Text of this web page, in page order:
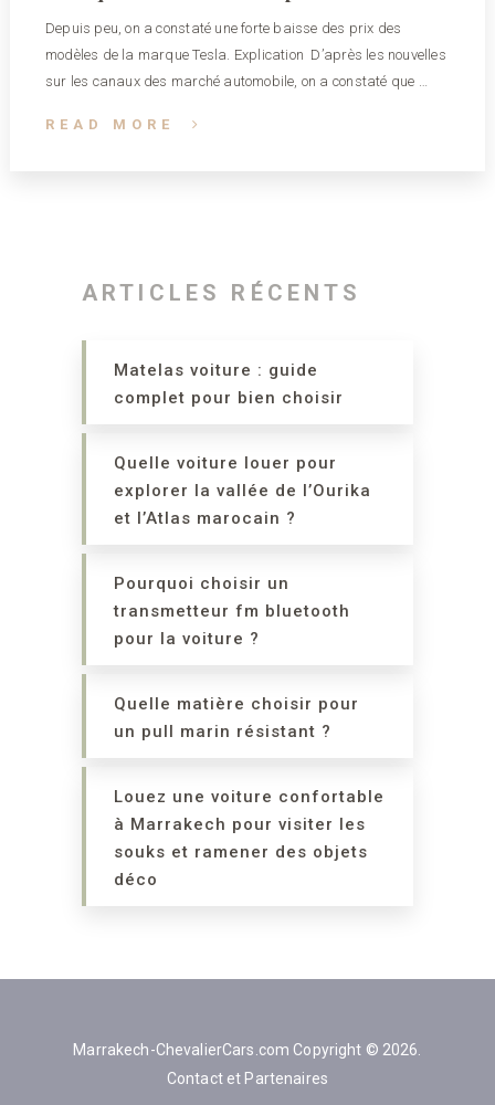
Depuis peu, on a constaté une forte baisse des prix des
modèles de la marque Tesla. Explication D’après les nouvelles
sur les canaux des marché automobile, on a constaté que …
READ MORE
ARTICLES RÉCENTS
Matelas voiture : guide
complet pour bien choisir
Quelle voiture louer pour
explorer la vallée de l’Ourika
et l’Atlas marocain ?
Pourquoi choisir un
transmetteur fm bluetooth
pour la voiture ?
Quelle matière choisir pour
un pull marin résistant ?
Louez une voiture confortable
à Marrakech pour visiter les
souks et ramener des objets
déco
Marrakech-ChevalierCars.com Copyright © 2026.
Contact et Partenaires